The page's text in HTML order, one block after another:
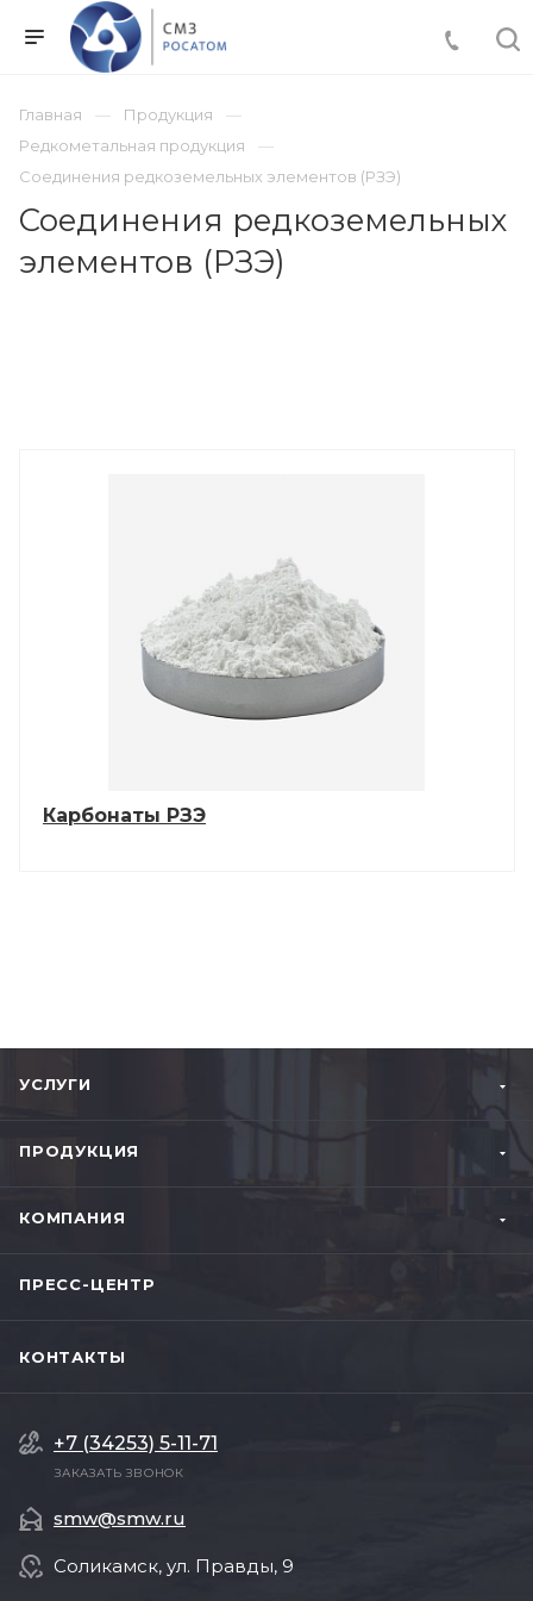
Главная
Продукция
Редкометальная продукция
Соединения редкоземельных элементов (РЗЭ)
Соединения редкоземельных
элементов (РЗЭ)
Карбонаты РЗЭ
УСЛУГИ
ПРОДУКЦИЯ
КОМПАНИЯ
ПРЕСС-ЦЕНТР
КОНТАКТЫ
+7 (34253) 5-11-71
ЗАКАЗАТЬ ЗВОНОК
smw@smw.ru
Соликамск, ул. Правды, 9